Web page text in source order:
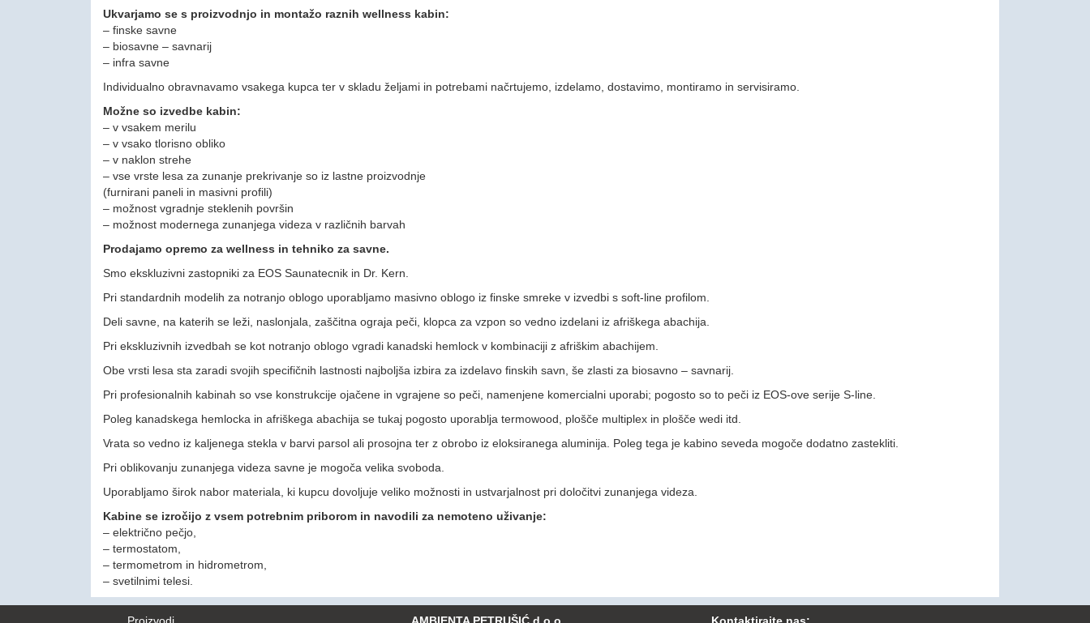
Ukvarjamo se s proizvodnjo in montažo raznih wellness kabin:
– finske savne
– biosavne – savnarij
– infra savne
Individualno obravnavamo vsakega kupca ter v skladu željami in potrebami načrtujemo, izdelamo, dostavimo, montiramo in servisiramo.
Možne so izvedbe kabin:
– v vsakem merilu
– v vsako tlorisno obliko
– v naklon strehe
– vse vrste lesa za zunanje prekrivanje so iz lastne proizvodnje
(furnirani paneli in masivni profili)
– možnost vgradnje steklenih površin
– možnost modernega zunanjega videza v različnih barvah
Prodajamo opremo za wellness in tehniko za savne.
Smo ekskluzivni zastopniki za EOS Saunatecnik in Dr. Kern.
Pri standardnih modelih za notranjo oblogo uporabljamo masivno oblogo iz finske smreke v izvedbi s soft-line profilom.
Deli savne, na katerih se leži, naslonjala, zaščitna ograja peči, klopca za vzpon so vedno izdelani iz afriškega abachija.
Pri ekskluzivnih izvedbah se kot notranjo oblogo vgradi kanadski hemlock v kombinaciji z afriškim abachijem.
Obe vrsti lesa sta zaradi svojih specifičnih lastnosti najboljša izbira za izdelavo finskih savn, še zlasti za biosavno – savnarij.
Pri profesionalnih kabinah so vse konstrukcije ojačene in vgrajene so peči, namenjene komercialni uporabi; pogosto so to peči iz EOS-ove serije S-line.
Poleg kanadskega hemlocka in afriškega abachija se tukaj pogosto uporablja termowood, plošče multiplex in plošče wedi itd.
Vrata so vedno iz kaljenega stekla v barvi parsol ali prosojna ter z obrobo iz eloksiranega aluminija. Poleg tega je kabino seveda mogoče dodatno zastekliti.
Pri oblikovanju zunanjega videza savne je mogoča velika svoboda.
Uporabljamo širok nabor materiala, ki kupcu dovoljuje veliko možnosti in ustvarjalnost pri določitvi zunanjega videza.
Kabine se izročijo z vsem potrebnim priborom in navodili za nemoteno uživanje:
– električno pečjo,
– termostatom,
– termometrom in hidrometrom,
– svetilnimi telesi.